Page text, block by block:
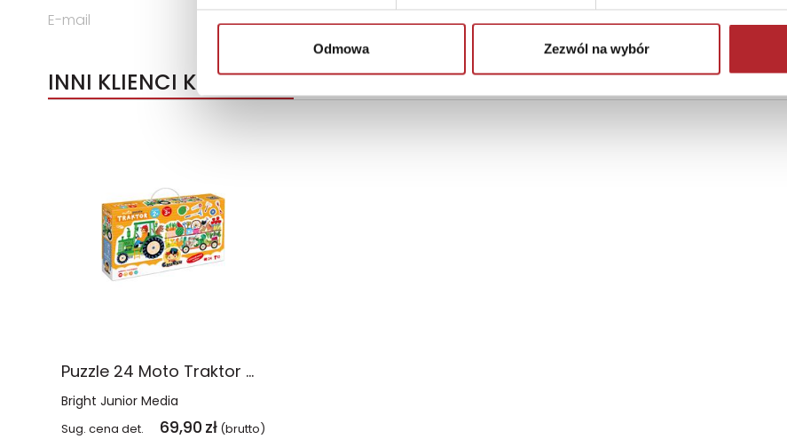
Odmowa Zezwól na wybór
E-mail
info@schmidtspiele.de
INNI KLIENCI KUPOWALI
Puzzle 24 Moto Traktor CzuCzu
Bright Junior Media
Sug. cena det. 69,90 zł (brutto)